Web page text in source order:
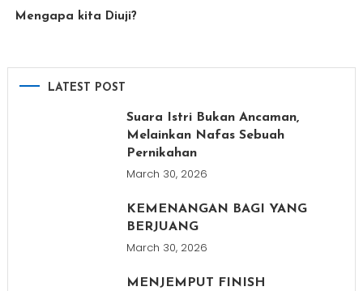
Mengapa kita Diuji?
LATEST POST
Suara Istri Bukan Ancaman,
Melainkan Nafas Sebuah
Pernikahan
March 30, 2026
KEMENANGAN BAGI YANG
BERJUANG
March 30, 2026
MENJEMPUT FINISH